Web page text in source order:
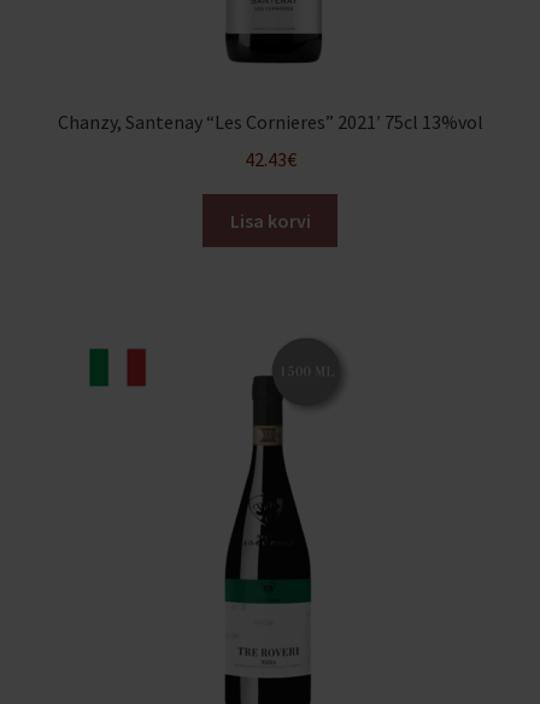
Chanzy, Santenay “Les Cornieres” 2021′ 75cl 13%vol
42.43€
Lisa korvi